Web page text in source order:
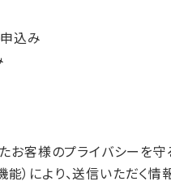
込み
お客様のプライバシーを
）により、送信いただく情